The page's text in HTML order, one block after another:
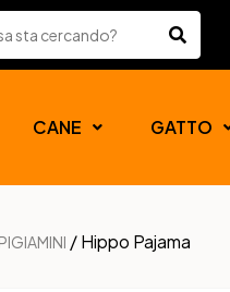
CANE GATTO
PIGIAMINI / Hippo Pajama